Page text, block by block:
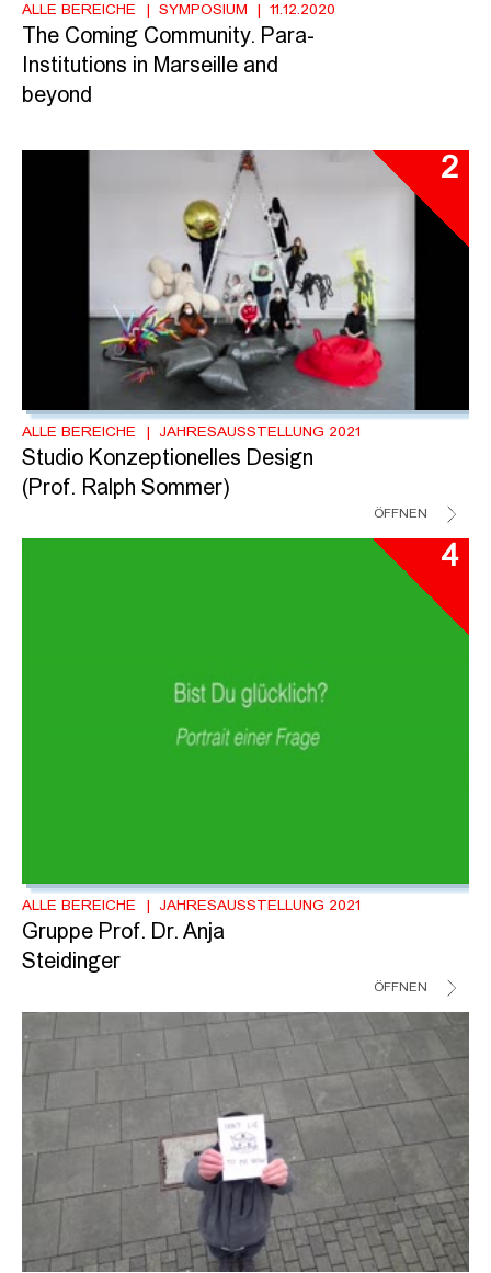
ALLE BEREICHE SYMPOSIUM 11.12.2020
The Coming Community. Para-
Institutions in Marseille and
beyond
2
ALLE BEREICHE JAHRESAUSSTELLUNG 2021
Studio Konzeptionelles Design
(Prof. Ralph Sommer)
ÖFFNEN
4
ALLE BEREICHE JAHRESAUSSTELLUNG 2021
Gruppe Prof. Dr. Anja
Steidinger
ÖFFNEN